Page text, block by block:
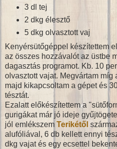
3 dl tej
2 dkg élesztő
5 dkg olvasztott vaj
Kenyérsütőgéppel készítettem
az összes hozzávalót az üstbe
dagasztás programot. Kb. 10
olvasztott vajat. Megvártam
majd kikapcsoltam a gépet és
tésztát.
Ezalatt előkészítettem a
gurigákat már jó ideje
jól emlékszem Terikétől
alufóliával, 6 db kellett ennyi
dkg vajat és egy ecsettel